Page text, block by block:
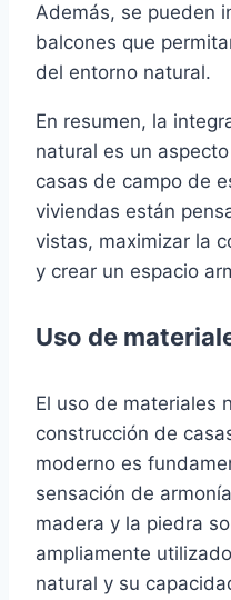
Además, se pueden
balcones que
del entorno natural.
En resumen, la
natural es un
casas de campo de
viviendas están
vistas, maximizar la
y crear un espacio
Uso de
El uso de materiales
construcción de
moderno es
sensación de
madera y la piedra
ampliamente
natural y su